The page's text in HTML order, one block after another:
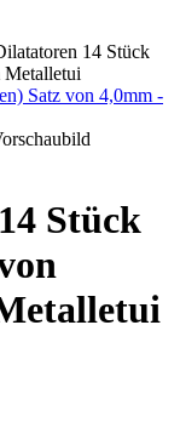
14 Stück
Metalletui
Stück